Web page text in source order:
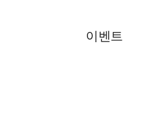
이벤트